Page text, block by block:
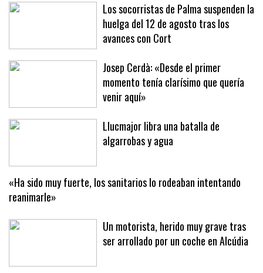
Los socorristas de Palma suspenden la
huelga del 12 de agosto tras los
avances con Cort
Josep Cerdà: «Desde el primer
momento tenía clarísimo que quería
venir aquí»
Llucmajor libra una batalla de
algarrobas y agua
«Ha sido muy fuerte, los sanitarios lo rodeaban intentando
reanimarle»
Un motorista, herido muy grave tras
ser arrollado por un coche en Alcúdia